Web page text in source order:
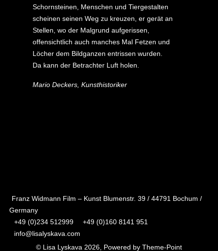
Schornsteinen, Menschen und Tiergestalten
scheinen seinen Weg zu kreuzen, er gerät an
Stellen, wo der Malgrund aufgerissen,
offensichtlich auch manches Mal Fetzen und
Löcher dem Bildganzen entrissen wurden.
Da kann der Betrachter Luft holen.
Mario Deckers, Kunsthistoriker
Franz Widmann Film – Kunst Blumenstr. 39 / 44791 Bochum /
Germany
+49 (0)234 512999
+49 (0)160 8141 951
info@lisalyskava.com
© Lisa Lyskava 2026, Powered by Theme-Point